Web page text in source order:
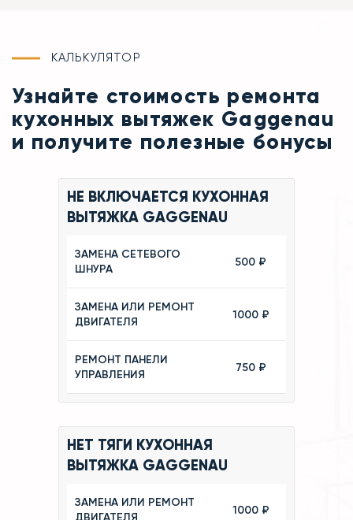
КАЛЬКУЛЯТОР
Узнайте стоимость ремонта
кухонных вытяжек Gaggenau
и получите полезные бонусы
НЕ ВКЛЮЧАЕТСЯ КУХОННАЯ
ВЫТЯЖКА GAGGENAU
ЗАМЕНА СЕТЕВОГО
ШНУРА
500 ₽
ЗАМЕНА ИЛИ РЕМОНТ
ДВИГАТЕЛЯ
1000 ₽
РЕМОНТ ПАНЕЛИ
УПРАВЛЕНИЯ
750 ₽
НЕТ ТЯГИ КУХОННАЯ
ВЫТЯЖКА GAGGENAU
ЗАМЕНА ИЛИ РЕМОНТ
1000 ₽